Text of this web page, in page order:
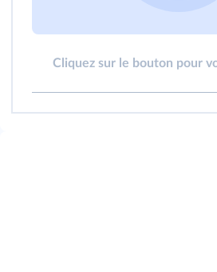
Cliquez sur le bouton pour